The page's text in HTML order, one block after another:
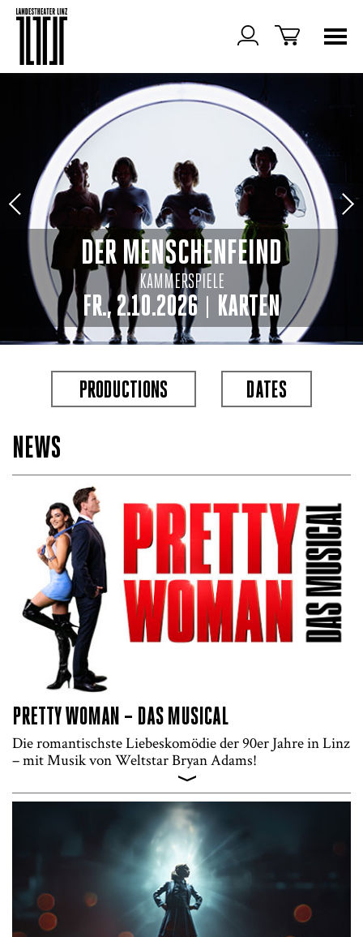
DER MENSCHENFEIND
KAMMERSPIELE
FR., 2.10.2026 KARTEN
PRODUCTIONS DATES
NEWS
PRETTY WOMAN – DAS MUSICAL
Die romantischste Liebeskomödie der 90er Jahre in Linz
– mit Musik von Weltstar Bryan Adams!
>
Pretty Woman – Das
Musical